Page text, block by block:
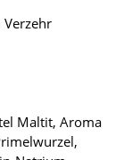
Maltit, Aroma